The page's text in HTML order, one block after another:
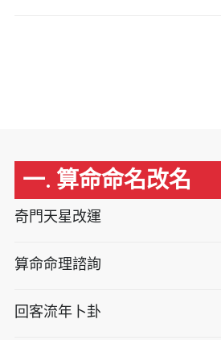
一. 算命命名改名
奇門天星改運
算命命理諮詢
回客流年卜卦